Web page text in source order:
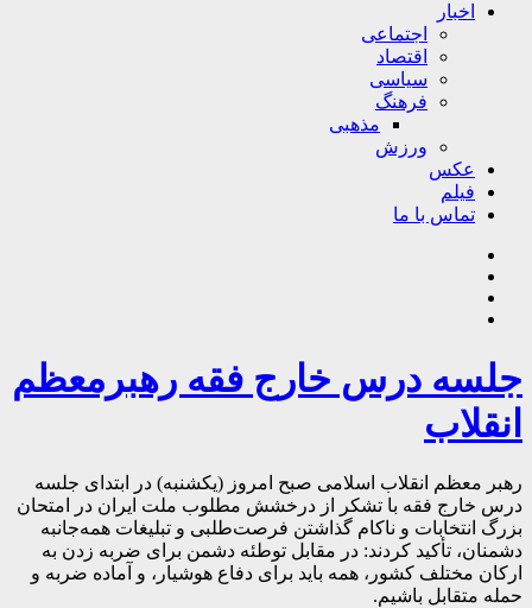
اخبار
اجتماعی
اقتصاد
سیاسی
فرهنگ
مذهبی
ورزش
عکس
فیلم
تماس با ما
جلسه درس خارج فقه رهبرمعظم
انقلاب
رهبر معظم انقلاب اسلامی صبح امروز (یکشنبه) در ابتدای جلسه
درس خارج فقه با تشکر از درخشش مطلوب ملت ایران در امتحان
بزرگ انتخابات و ناکام گذاشتن فرصت‌طلبی و تبلیغات همه‌جانبه
دشمنان، تأکید کردند: در مقابل توطئه دشمن برای ضربه زدن به
ارکان مختلف کشور، همه باید برای دفاع هوشیار، و آماده ضربه و
حمله متقابل باشیم.